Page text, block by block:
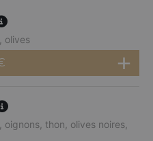
olives
thon, olives noires,